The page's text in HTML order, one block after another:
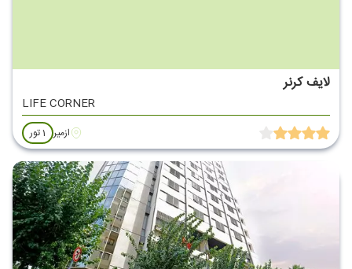
لایف کرنر
LIFE CORNER
ازمیر 1 تور